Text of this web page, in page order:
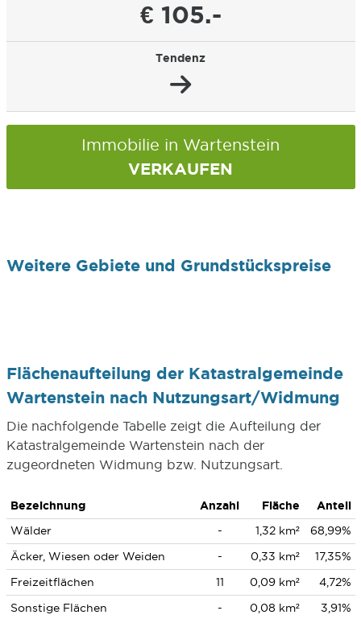
€ 105.-
Tendenz
Immobilie in Wartenstein
VERKAUFEN
Weitere Gebiete und Grundstückspreise
Flächenaufteilung der Katastralgemeinde
Wartenstein nach Nutzungsart/Widmung
Die nachfolgende Tabelle zeigt die Aufteilung der
Katastralgemeinde Wartenstein nach der
zugeordneten Widmung bzw. Nutzungsart.
Bezeichnung Anzahl Fläche
Anteil
Wälder
- 1,32 km²
68,99%
Äcker, Wiesen oder Weiden
- 0,33 km²
17,35%
Freizeitflächen
11 0,09 km²
4,72%
Sonstige Flächen
- 0,08 km² 3,91%